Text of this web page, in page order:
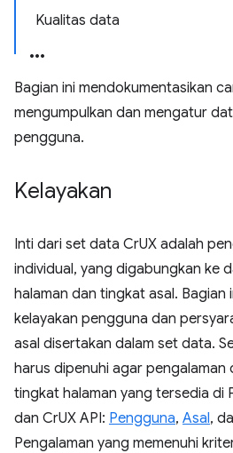
Kualitas data
Bagian ini mendokumentasikan
mengumpulkan dan mengatur
pengguna.
Kelayakan
Inti dari set data CrUX adalah
individual, yang digabungkan ke
halaman dan tingkat asal. Bagian
kelayakan pengguna dan
asal disertakan dalam set data.
harus dipenuhi agar pengalaman
tingkat halaman yang tersedia di
dan CrUX API: Pengguna, Asal,
Pengalaman yang memenuhi